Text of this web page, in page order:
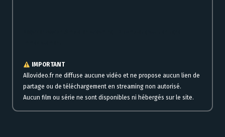
IMPORTANT
Allovideo.fr ne diffuse aucune vidéo et ne propose aucun lien de
partage ou de téléchargement en streaming non autorisé.
Aucun film ou série ne sont disponibles ni hébergés sur le site.